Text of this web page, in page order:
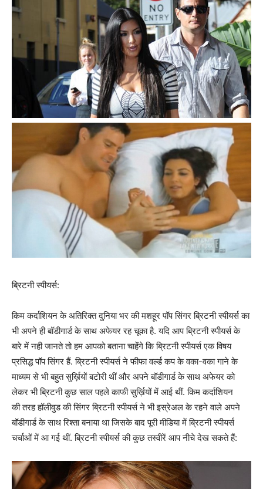
ब्रिटनी स्पीयर्स:
किम कर्दाशियन के अतिरिक्त दुनिया भर की मशहूर पॉप सिंगर ब्रिटनी स्पीयर्स का
भी अपने ही बॉडीगार्ड के साथ अफेयर रह चूका है. यदि आप ब्रिटनी स्पीयर्स के
बारे में नही जानते तो हम आपको बताना चाहेंगे कि ब्रिटनी स्पीयर्स एक विषय
प्रसिद्ध पॉप सिंगर हैं. ब्रिटनी स्पीयर्स ने फीफा वर्ल्ड कप के वका-वका गाने के
माध्यम से भी बहुत सुर्ख़ियों बटोरी थीं और अपने बॉडीगार्ड के साथ अफेयर को
लेकर भी ब्रिटनी कुछ साल पहले काफी सुर्ख़ियों में आई थीं. किम कर्दाशियन
की तरह हॉलीवुड की सिंगर ब्रिटनी स्पीयर्स ने भी इस्रेअल के रहने वाले अपने
बॉडीगार्ड के साथ रिश्ता बनाया था जिसके बाद पूरी मीडिया में ब्रिटनी स्पीयर्स
चर्चाओं में आ गई थीं. ब्रिटनी स्पीयर्स की कुछ तस्वीरें आप नीचे देख सकते हैं: